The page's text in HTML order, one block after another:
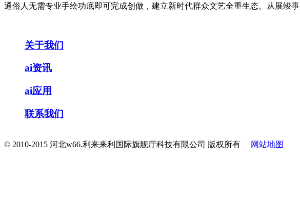
通俗人无需专业手绘功底即可完成创做，建立新时代群众文艺全重生态。从展竣
关于我们
ai资讯
ai应用
联系我们
© 2010-2015 河北w66.利来来利国际旗舰厅科技有限公司 版权所有 网站地图